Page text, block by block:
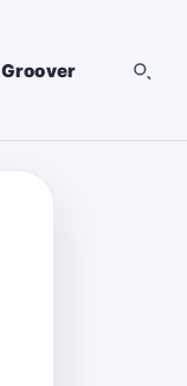
Groover